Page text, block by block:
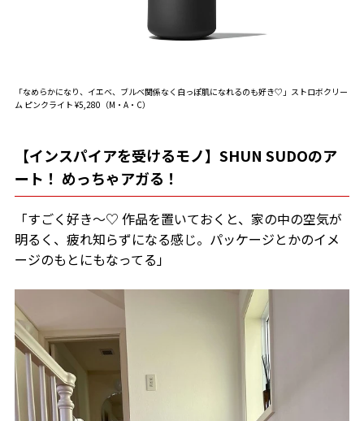
「なめらかになり、イエベ、ブルベ関係なく白っぽ肌になれるのも好き♡」ストロボクリー
ム ピンクライト ¥5,280（M・A・C）
【インスパイアを受けるモノ】SHUN SUDOのア
ート！ めっちゃアガる！
「すごく好き～♡ 作品を置いておくと、家の中の空気が
明るく、疲れ知らずになる感じ。パッケージとかのイメ
ージのもとにもなってる」